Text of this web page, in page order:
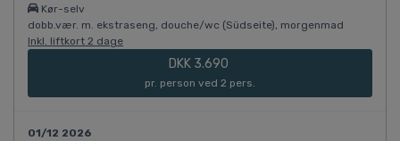
Kør-selv
dobb.vær. m. ekstraseng, douche/wc (Südseite), morgenmad
Inkl. liftkort 2 dage
DKK 3.690
pr. person ved 2 pers.
01/12 2026